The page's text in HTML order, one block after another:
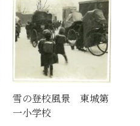
雪の登校風景 東城第
一小学校